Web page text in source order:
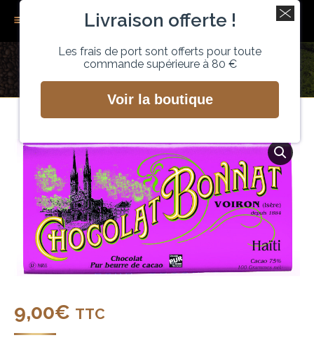
Recherche
CHOCOLAT BONNAT – HAÏTI
Vous êtes ici :
9,00€ TTC
Livraison offerte !
Les frais de port sont offerts pour toute
commande supérieure à 80 €
Voir la boutique